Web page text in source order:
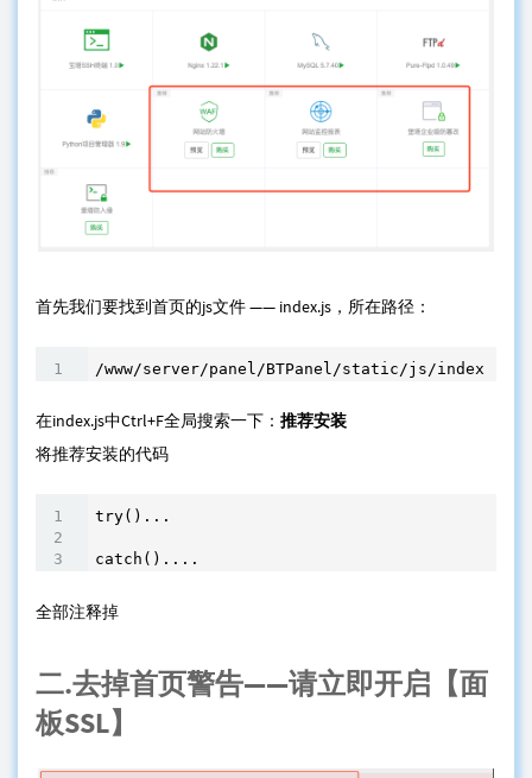
首先我们要找到首页的js文件 —— index.js，所在路径：
/www/server/panel/BTPanel/static/js/index.js
在index.js中Ctrl+F全局搜索一下： 推荐安装
​将推荐安装的代码
try()...
catch()....
全部注释掉
二.去掉首页警告——请立即开启【面
板SSL】